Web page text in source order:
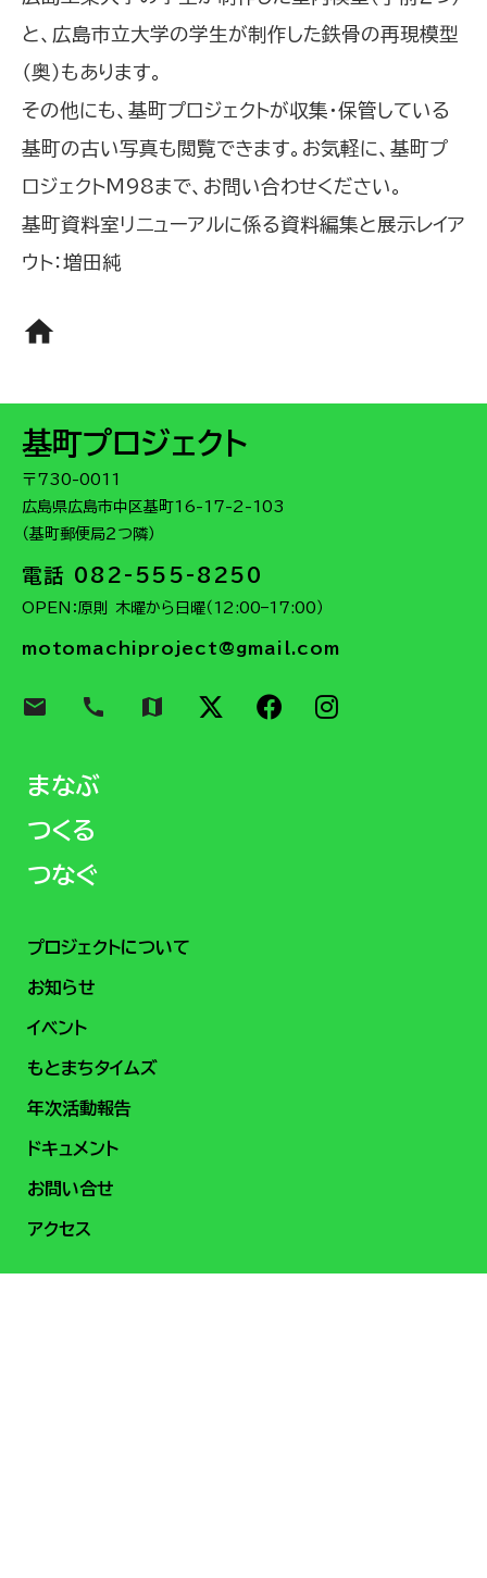
と、広島市立大学の学生が制作した鉄骨の再現模型
（奥）もあります。
その他にも、基町プロジェクトが収集・保管している
基町の古い写真も閲覧できます。お気軽に、基町プ
ロジェクトM98まで、お問い合わせください。
基町資料室リニューアルに係る資料編集と展示レイア
ウト：増田純
home
基町プロジェクト
〒730-0011
広島県広島市中区基町16-17-2-103
（基町郵便局２つ隣）
電話 082-555-8250
OPEN：原則 木曜から日曜（12:00–17:00）
motomachiproject@gmail.com
email call map
まなぶ
つくる
つなぐ
プロジェクトについて
お知らせ
イベント
もとまちタイムズ
年次活動報告
ドキュメント
お問い合せ
アクセス